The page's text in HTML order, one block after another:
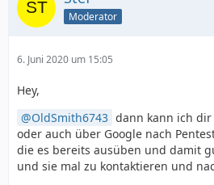
Moderator
6. Juni 2020 um 15:05
Hey,
OldSmith6743 dann kann ich
oder auch über Google nach
die es bereits ausüben und damit
und sie mal zu kontaktieren und